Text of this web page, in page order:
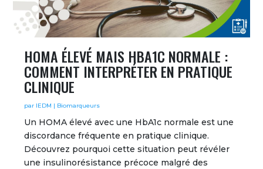
HOMA ÉLEVÉ MAIS HBA1C NORMALE :
COMMENT INTERPRÉTER EN PRATIQUE
CLINIQUE
par IEDM | Biomarqueurs
Un HOMA élevé avec une HbA1c normale est une
discordance fréquente en pratique clinique.
Découvrez pourquoi cette situation peut révéler
une insulinorésistance précoce malgré des